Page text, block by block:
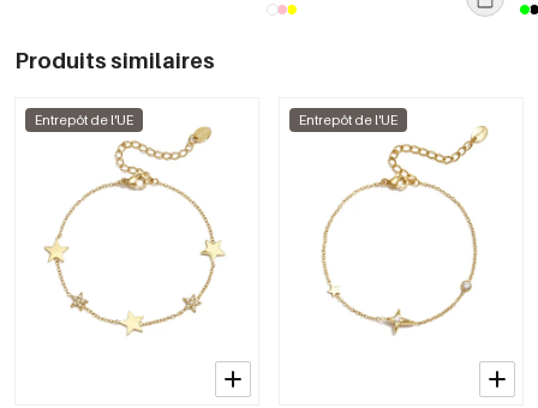
Produits similaires
Entrepôt de l'UE Entrepôt de l'UE